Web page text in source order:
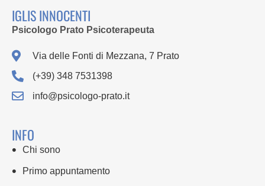
IGLIS INNOCENTI
Psicologo Prato Psicoterapeuta
Via delle Fonti di Mezzana, 7 Prato
(+39) 348 7531398
info@psicologo-prato.it
INFO
Chi sono
Primo appuntamento